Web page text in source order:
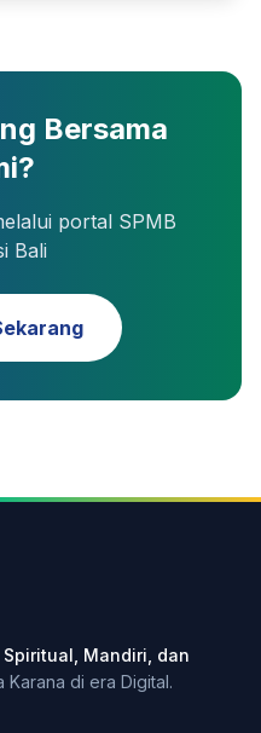
Bersama
portal SPMB
Bali
Spiritual, Mandiri, dan
Karana di era Digital.